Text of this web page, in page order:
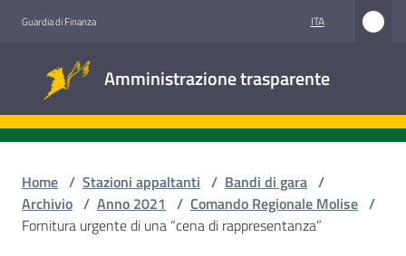
Guardia di Finanza ITA
Amministrazione trasparente
trasparente
Home / Stazioni appaltanti / Bandi di gara /
Archivio / Anno 2021 / Comando Regionale Molise /
Fornitura urgente di una “cena di rappresentanza”